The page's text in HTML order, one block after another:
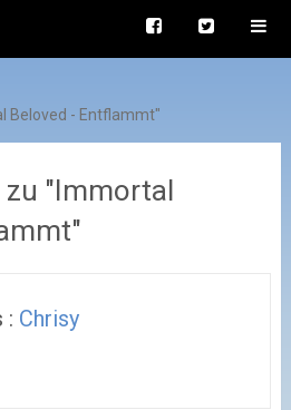
Beloved - Entflammt"
zu "Immortal
: Chrisy